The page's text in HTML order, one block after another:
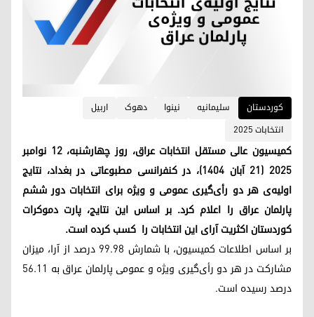
کوردستان سلیمانیه نینوا دهوک
اربیل
انتخابات ٢٠٢٥
کمیسیون عالی مستقل انتخابات عراق، روز چهارشنبه، ۱۲ نوامبر
۲۰۲۵ (۲۱ آبان ۱۴۰۴)، در کنفرانسی مطبوعاتی در بغداد، نتایج
اولیه‌ی هر دو رأی‌گیری عمومی و ویژه برای انتخابات دور ششم
پارلمان عراق را اعلام کرد. بر اساس این نتایج، پارت دموکرات
کوردستان اکثریت آرای این انتخابات را کسب کرده‌ است.
بر اساس اطلاعات کمیسیون، با شمارش ۹۹.۹۸ درصد از آرا، میزان
مشارکت در هر دو رأی‌گیری ویژه و عمومی پارلمان عراق به ۵۶.۱۱
درصد رسیده است.